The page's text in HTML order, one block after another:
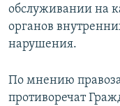
обслуживании на
органов
нарушения.
По мнению
противоречат